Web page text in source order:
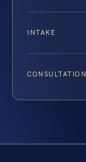
INTAKE
CONSULTATION